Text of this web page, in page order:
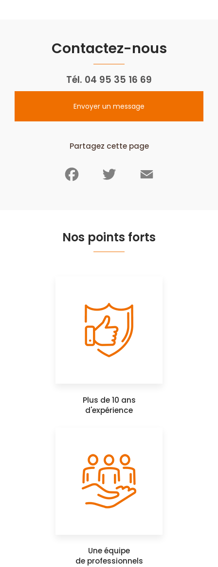
Contactez-nous
Tél. 04 95 35 16 69
Envoyer un message
Partagez cette page
Nos points forts
Plus de 10 ans
d'expérience
Une équipe
de professionnels